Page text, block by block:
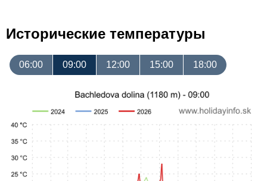
Исторические температуры
06:00 09:00 12:00 15:00 18:00